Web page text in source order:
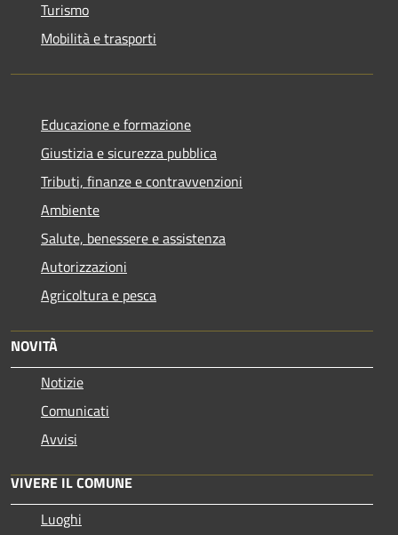
Turismo
Mobilità e trasporti
Educazione e formazione
Giustizia e sicurezza pubblica
Tributi, finanze e contravvenzioni
Ambiente
Salute, benessere e assistenza
Autorizzazioni
Agricoltura e pesca
NOVITÀ
Notizie
Comunicati
Avvisi
VIVERE IL COMUNE
Luoghi